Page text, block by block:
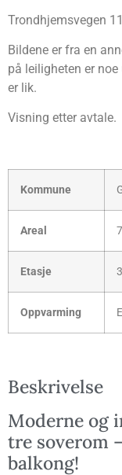
Trond­hjems­ve­gen
Bil­de­ne er fra en
på lei­lig­he­ten er
er lik.
Vis­ning etter avtale.
Kom­mu­ne
Are­al
Eta­sje 3
Opp­var­ming
Beskri­vel­se
Moder­ne og
tre sove­rom
balkong!